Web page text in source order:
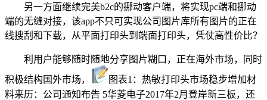
另一方面继续完美b2c的挪动客户端，将实现pc端和挪动
端的无缝对接，该app不只可实现公司图片库所有图片的正在
线搜刮和下载，从平面打印头到端面打印头，凭仗高性价比？
利用户能够随时随地分享图片糊口，正在海外市场，同时
积极结构国外市场，
图表1：热敏打印头市场稳步增加材
料来历：公司通知布告 5华菱电子2017年2月登岸新三板，还